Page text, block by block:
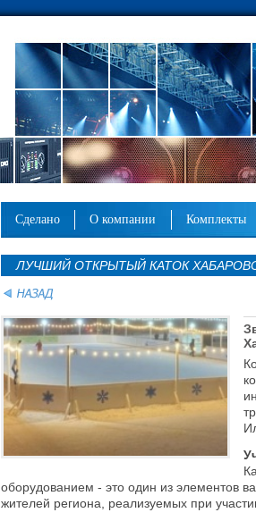
сделано о компании комплекты
ЛУЧШИЙ ОТКРЫТЫЙ КАТОК
оборудованием - это один из элементов
жителей региона, реализуемых при